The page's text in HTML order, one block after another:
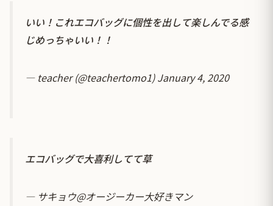
いい！これエコバッグに個性を出して楽しんでる感
じめっちゃいい！！
— teacher (@teachertomo1)January 4, 2020
エコバッグで大喜利してて草
— サキョウ@オージーカー大好きマン